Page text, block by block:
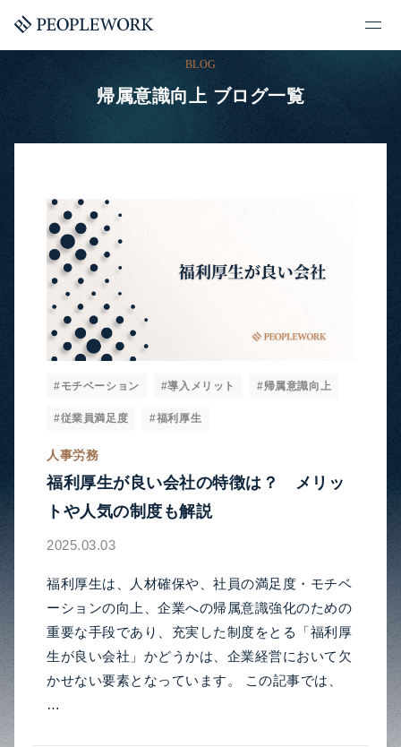
BLOG
帰属意識向上 ブログ一覧
#モチベーション #導入メリット #帰属意識向上
#従業員満足度 #福利厚生
人事労務
福利厚生が良い会社の特徴は？ メリッ
トや人気の制度も解説
2025.03.03
福利厚生は、人材確保や、社員の満足度・モチベ
ーションの向上、企業への帰属意識強化のための
重要な手段であり、充実した制度をとる「福利厚
生が良い会社」かどうかは、企業経営において欠
かせない要素となっています。 この記事では、
…